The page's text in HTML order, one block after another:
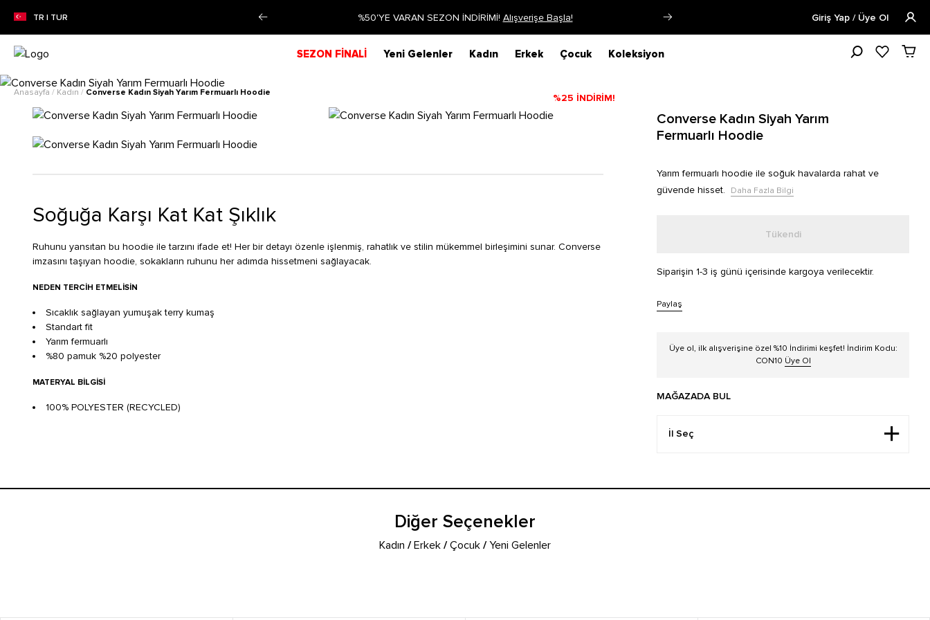
TR | TUR
SEZON İNDİRİMİ! Siparişin 1-3 iş günü içerisinde kargoya verilecektir. Öğrencilere Özel Tüm
Giriş Yap / Üye Ol
SEZON FİNALİ Yeni Gelenler Kadın Erkek Çocuk Koleksiyon
Anasayfa / Kadın / Converse Kadın Siyah Yarım Fermuarlı Hoodie %25 İNDİRİM!
Soğuğa Karşı Kat Kat Şıklık
Ruhunu yansıtan bu hoodie ile tarzını ifade et! Her bir detayı özenle işlenmiş, rahatlık ve stilin mükemmel birleşimini sunar. Converse
imzasını taşıyan hoodie, sokakların ruhunu her adımda hissetmeni sağlayacak.
NEDEN TERCIH ETMELISIN
Sıcaklık sağlayan yumuşak terry kumaş
Standart fit
Yarım fermuarlı
%80 pamuk %20 polyester
MATERYAL BILGISI
100% POLYESTER (RECYCLED)
Converse Kadın Siyah Yarım
Fermuarlı Hoodie
Yarım fermuarlı hoodie ile soğuk havalarda rahat ve
güvende hisset.
Daha Fazla Bilgi
Tükendi
Siparişin 1-3 iş günü içerisinde kargoya verilecektir.
Paylaş
Üye ol, ilk alışverişine özel %10 İndirimi keşfet! İndirim Kodu:
CON10 Üye Ol
MAĞAZADA BUL
Diğer Seçenekler
Kadın /Erkek /Çocuk /Yeni Gelenler